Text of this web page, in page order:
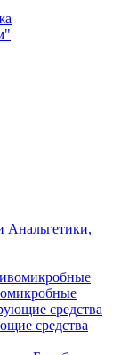
Анальгетики,
средства